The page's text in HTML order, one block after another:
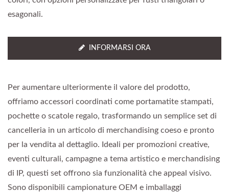
esagonali.
INFORMARSI ORA
Per aumentare ulteriormente il valore del prodotto,
offriamo accessori coordinati come portamatite stampati,
pochette o scatole regalo, trasformando un semplice set di
cancelleria in un articolo di merchandising coeso e pronto
per la vendita al dettaglio. Ideali per promozioni creative,
eventi culturali, campagne a tema artistico e merchandising
di IP, questi set offrono sia funzionalità che appeal visivo.
Sono disponibili campionature OEM e imballaggi